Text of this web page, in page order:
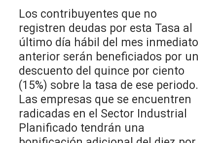
Los contribuyentes que no
registren deudas por esta Tasa al
último día hábil del mes inmediato
anterior serán beneficiados por un
descuento del quince por ciento
(15%) sobre la tasa de ese periodo.
Las empresas que se encuentren
radicadas en el Sector Industrial
Planificado tendrán una